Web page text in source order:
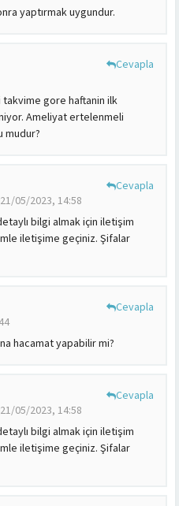
yaptırmak uygundur.
takvime gore haftanin ilk
Ameliyat ertelenmeli
mudur?
Cevapla
21/05/2023, 14:58
bilgi almak için iletişim
iletişime geçiniz. Şifalar
Cevapla
hacamat yapabilir mi?
Cevapla
21/05/2023, 14:58
bilgi almak için iletişim
iletişime geçiniz. Şifalar
Cevapla